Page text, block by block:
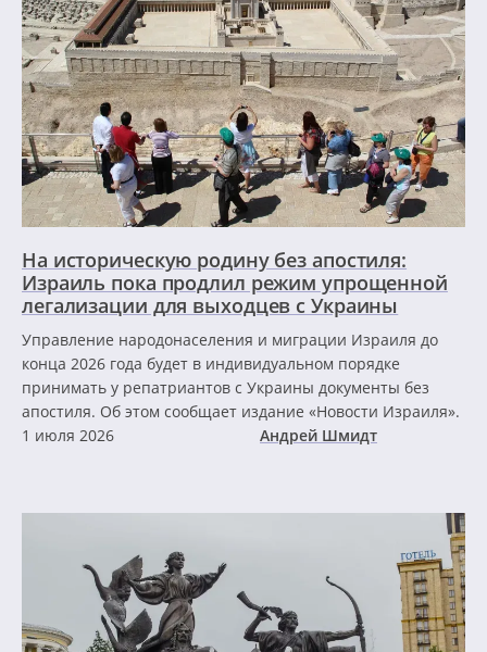
На историческую родину без апостиля:
Израиль пока продлил режим упрощенной
легализации для выходцев с Украины
Управление народонаселения и миграции Израиля до
конца 2026 года будет в индивидуальном порядке
принимать у репатриантов с Украины документы без
апостиля. Об этом сообщает издание «Новости Израиля».
1 июля 2026
Андрей Шмидт